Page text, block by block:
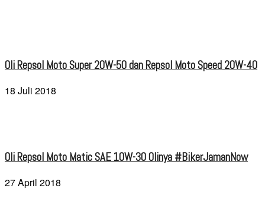
Oli Repsol Moto Super 20W-50 dan Repsol Moto Speed 20W-40
18 Juli 2018
Oli Repsol Moto Matic SAE 10W-30 Olinya #BikerJamanNow
27 April 2018